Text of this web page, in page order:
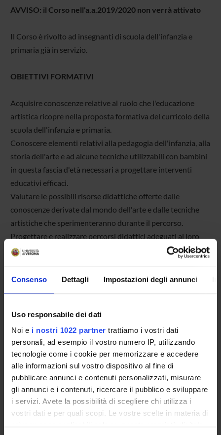
Consenso Dettagli Impostazioni degli annunci
Uso responsabile dei dati
Noi e i nostri 1022 partner trattiamo i vostri dati
personali, ad esempio il vostro numero IP, utilizzando
tecnologie come i cookie per memorizzare e accedere
alle informazioni sul vostro dispositivo al fine di
pubblicare annunci e contenuti personalizzati, misurare
gli annunci e i contenuti, ricercare il pubblico e sviluppare
i servizi. Avete la possibilità di scegliere chi utilizza i
vostri dati e per quali scopi. Le vostre scelte in materia di
privacy sono applicabili solo su questa proprietà digitale
AVVISO: il Corso nell'a.a.2019/2020 non verrà attivato
Il Corso è rivolto ad insegnanti di scuola dell'infanzia e
primaria già in servizio.
OBIETTIVI FORMATIVI
Acquisire conoscenze relative al ruolo che l'educazione
artistica ricopre nella proposta formativa del curricolo della
scuola dell'infanzia e primaria.
Conoscere elementi relativi alla pedagogia dell'infanzia, alla
storia dell'arte e ad alcune tecniche utilizzabili con bambini
in questa fascia d'età necessari a progettare interventi
educativi efficaci.
Valutare le possibili risorse didattiche offerte dalle
conoscenze derivate dal mondo dell'arte e dalle tecniche
artistiche che sperimenteranno durante il percorso.
Progettare e realizzare percorsi didattici adeguati ai loro
alunni utilizzando in modo consapevole le prospettive
sperimentate durante il Corso.
SCHEDA DEL CORSO
Tipo di corso
Corsi di perfezionamento
Durata
1 Anno
Classe di appartenenza